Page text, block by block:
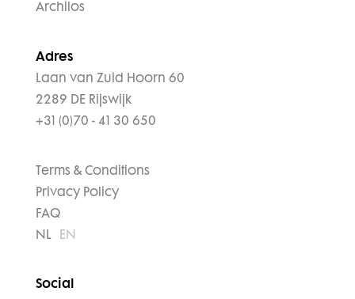
Archilos
Adres
Laan van Zuid Hoorn 60
2289 DE Rijswijk
+31 (0)70 - 41 30 650
Terms & Conditions
Privacy Policy
FAQ
NL
EN
Social